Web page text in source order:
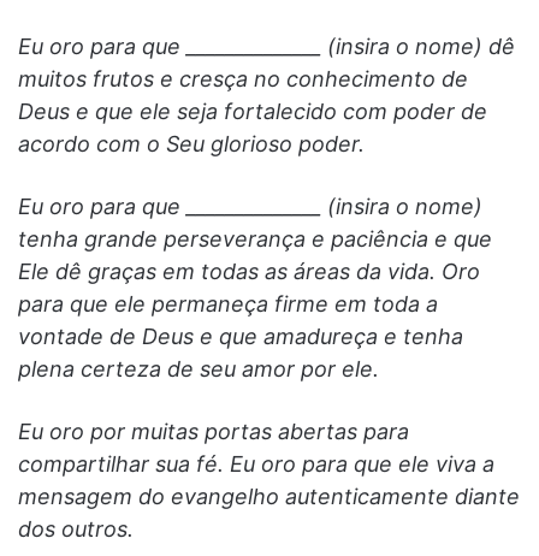
Eu oro para que ______________ (insira o nome) dê
muitos frutos e cresça no conhecimento de
Deus e que ele seja fortalecido com poder de
acordo com o Seu glorioso poder.
Eu oro para que ______________ (insira o nome)
tenha grande perseverança e paciência e que
Ele dê graças em todas as áreas da vida. Oro
para que ele permaneça firme em toda a
vontade de Deus e que amadureça e tenha
plena certeza de seu amor por ele.
Eu oro por muitas portas abertas para
compartilhar sua fé. Eu oro para que ele viva a
mensagem do evangelho autenticamente diante
dos outros.